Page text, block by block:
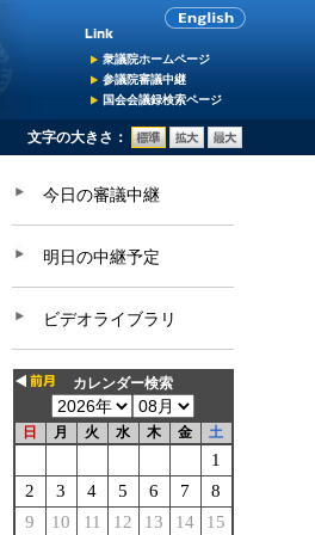
衆議院ホームページ
参議院審議中継
国会会議録検索ページ
文字の大きさ：
今日の審議中継
明日の中継予定
ビデオライブラリ
カレンダー検索
日 月 火 水 木 金 土
1
2
3 4 5 6 7
8
9
10 11 12 13 14
15